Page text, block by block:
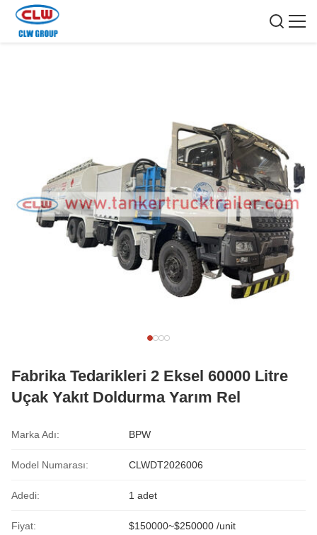
Fabrika Tedarikleri 2 Eksel 60000 Litre
Uçak Yakıt Doldurma Yarım Rel
Marka Adı: BPW
Model Numarası: CLWDT2026006
Adedi: 1 adet
Fiyat: $150000~$250000 /unit